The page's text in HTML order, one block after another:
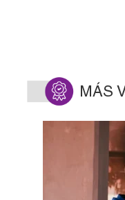
MÁS